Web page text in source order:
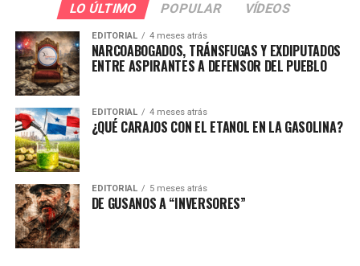
LO ÚLTIMO POPULAR VÍDEOS
EDITORIAL 4 meses atrás
NARCOABOGADOS, TRÁNSFUGAS Y EXDIPUTADOS
ENTRE ASPIRANTES A DEFENSOR DEL PUEBLO
EDITORIAL 4 meses atrás
¿QUÉ CARAJOS CON EL ETANOL EN LA GASOLINA?
EDITORIAL 5 meses atrás
DE GUSANOS A “INVERSORES”